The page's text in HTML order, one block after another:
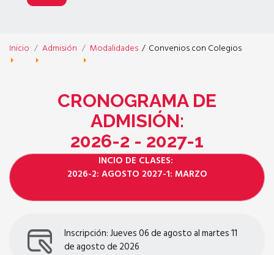
Inicio Admisión Modalidades / Convenios con Colegios
CRONOGRAMA DE
ADMISIÓN:
2026-2 - 2027-1
INCIO DE CLASES:
2026-2: AGOSTO 2027-1: MARZO
Inscripción: Jueves 06 de agosto al martes 11
de agosto de 2026